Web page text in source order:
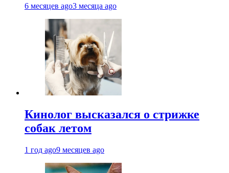
6 месяцев ago3 месяца ago
Кинолог высказался о стрижке
собак летом
1 год ago9 месяцев ago